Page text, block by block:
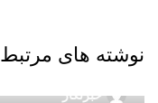
نوشته های مرتبط
خبرنگار